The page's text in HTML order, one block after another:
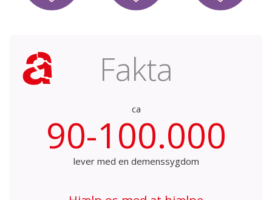
Fakta
ca
90-100.000
lever med en demenssygdom